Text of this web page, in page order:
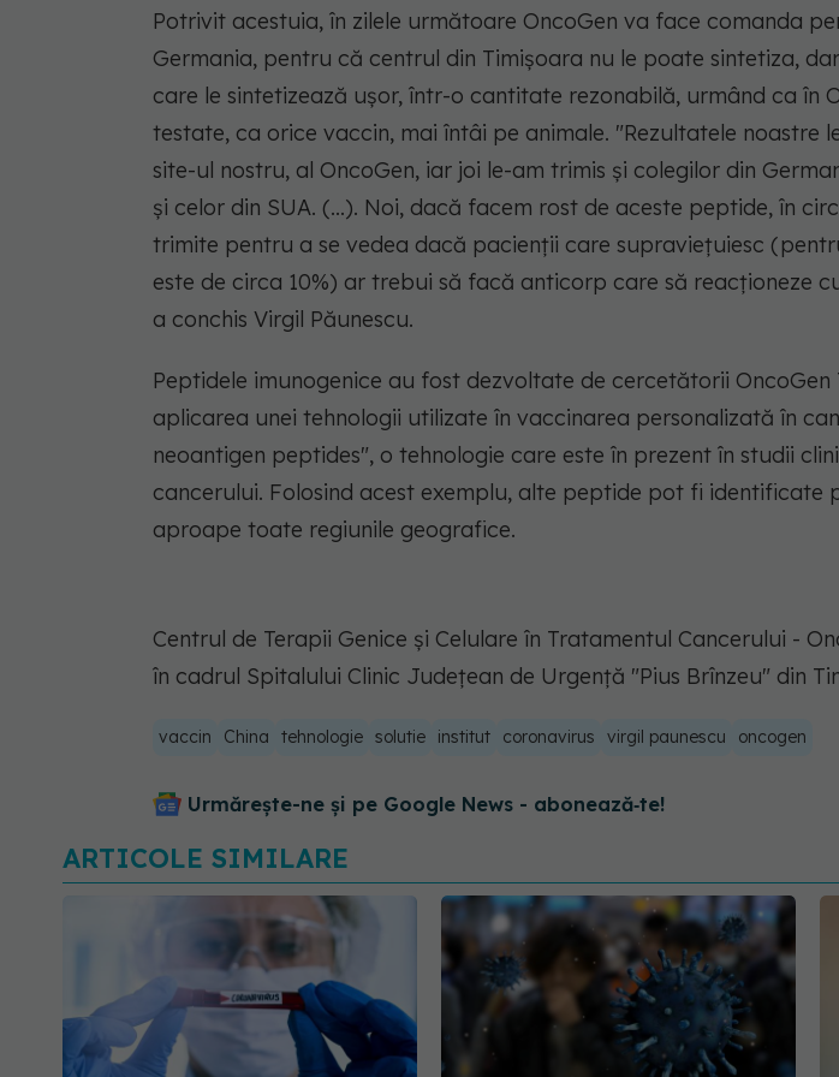
Potrivit acestuia, în zilele următoare OncoGen va face comanda
Germania, pentru că centrul din Timişoara nu le poate sintetiza,
care le sintetizează uşor, într-o cantitate rezonabilă, urmând ca în
testate, ca orice vaccin, mai întâi pe animale. "Rezultatele noastre
site-ul nostru, al OncoGen, iar joi le-am trimis şi colegilor din
şi celor din SUA. (...). Noi, dacă facem rost de aceste peptide, în
trimite pentru a se vedea dacă pacienţii care supravieţuiesc
este de circa 10%) ar trebui să facă anticorp care să reacţioneze
a conchis Virgil Păunescu.
Peptidele imunogenice au fost dezvoltate de cercetătorii OncoGen
aplicarea unei tehnologii utilizate în vaccinarea personalizată în
neoantigen peptides", o tehnologie care este în prezent în studii
cancerului. Folosind acest exemplu, alte peptide pot fi identificate
aproape toate regiunile geografice.
Centrul de Terapii Genice şi Celulare în Tratamentul Cancerului -
în cadrul Spitalului Clinic Judeţean de Urgenţă "Pius Brînzeu" din
vaccin China tehnologie solutie institut coronavirus virgil paunescu oncogen
Urmărește-ne și pe Google News - abonează‑te!
ARTICOLE SIMILARE